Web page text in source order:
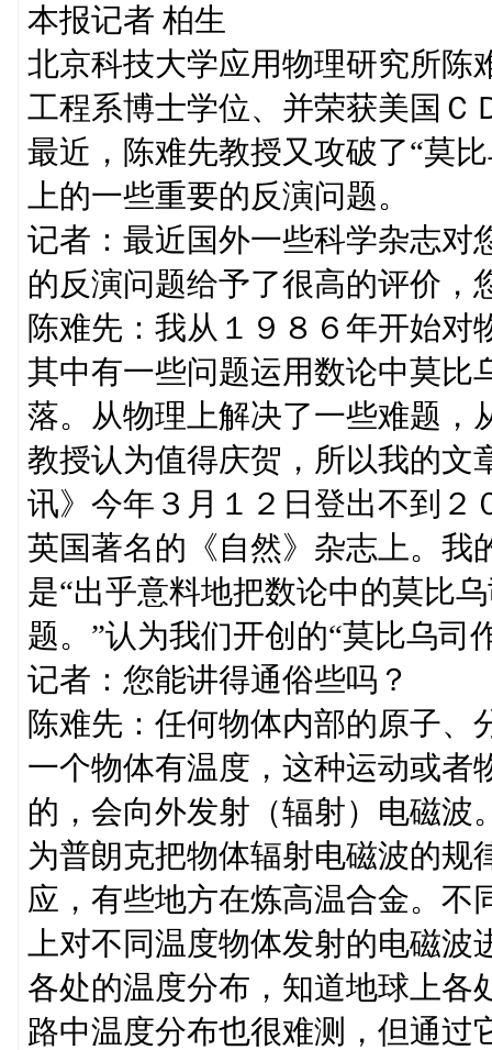
本报记者 柏生
北京科技大学应用物理研究所陈
工程系博士学位、并荣获美国Ｃ
最近，陈难先教授又攻破了“莫
上的一些重要的反演问题。
记者：最近国外一些科学杂志对
的反演问题给予了很高的评价，
陈难先：我从１９８６年开始对
其中有一些问题运用数论中莫比
落。从物理上解决了一些难题，
教授认为值得庆贺，所以我的文
讯》今年３月１２日登出不到２
英国著名的《自然》杂志上。我
是“出乎意料地把数论中的莫比
题。”认为我们开创的“莫比乌司
记者：您能讲得通俗些吗？
陈难先：任何物体内部的原子、
一个物体有温度，这种运动或者
的，会向外发射（辐射）电磁波
为普朗克把物体辐射电磁波的规
应，有些地方在炼高温合金。不
上对不同温度物体发射的电磁
各处的温度分布，知道地球上各
路中温度分布也很难测，但通过